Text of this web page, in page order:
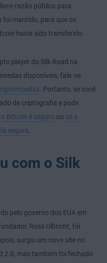
razão público para
mantido, para que os
havia sido transferido.
player do Silk Road na
disponíveis, fala-se
. Portanto, se você
de criptografia e pode
o Bitcoin é seguro ou se a
segura.
com o Silk
pelo governo dos EUA em
Ross Ulbricht, foi
surgiu um novo site no
2.0, mas também foi fechado